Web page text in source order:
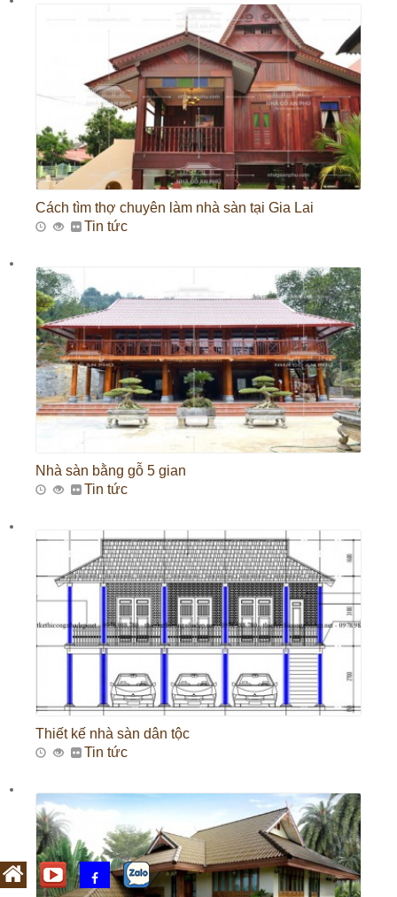
Cách tìm thợ chuyên làm nhà sàn tại Gia Lai
Tin tức
Nhà sàn bằng gỗ 5 gian
Tin tức
Thiết kế nhà sàn dân tộc
Tin tức